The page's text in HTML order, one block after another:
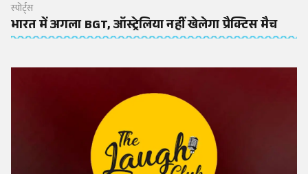
स्पोर्ट्स
भारत में अगला BGT, ऑस्ट्रेलिया नहीं खेलेगा प्रैक्टिस मैच